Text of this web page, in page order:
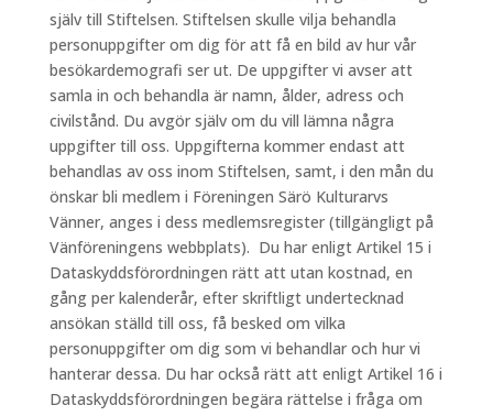
själv till Stiftelsen. Stiftelsen skulle vilja behandla
personuppgifter om dig för att få en bild av hur vår
besökardemografi ser ut. De uppgifter vi avser att
samla in och behandla är namn, ålder, adress och
civilstånd. Du avgör själv om du vill lämna några
uppgifter till oss. Uppgifterna kommer endast att
behandlas av oss inom Stiftelsen, samt, i den mån du
önskar bli medlem i Föreningen Särö Kulturarvs
Vänner, anges i dess medlemsregister (tillgängligt på
Vänföreningens webbplats). Du har enligt Artikel 15 i
Dataskyddsförordningen rätt att utan kostnad, en
gång per kalenderår, efter skriftligt undertecknad
ansökan ställd till oss, få besked om vilka
personuppgifter om dig som vi behandlar och hur vi
hanterar dessa. Du har också rätt att enligt Artikel 16 i
Dataskyddsförordningen begära rättelse i fråga om